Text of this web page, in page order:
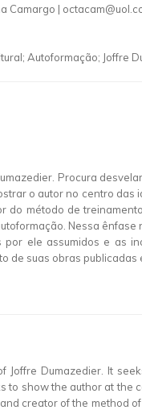
Camargo |
Autoformação; Joffre
Procura
o autor no centro
do método de
Nessa
ele assumidos e as
de suas obras publicadas
Dumazedier. It
to show the author at
creator of the method